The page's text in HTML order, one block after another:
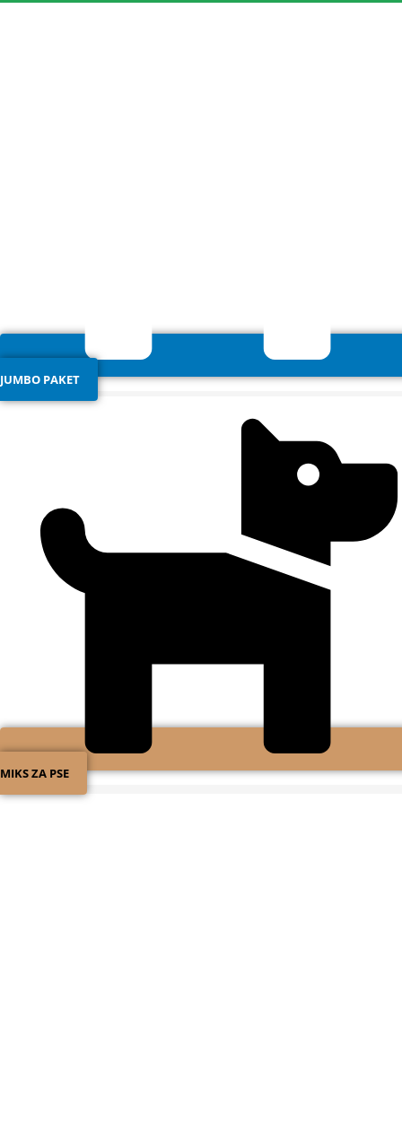
JUMBO PAKET
MIKS ZA PSE